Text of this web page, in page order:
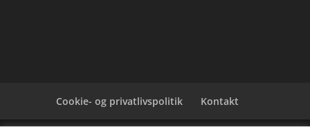
Cookie- og privatlivspolitik Kontakt